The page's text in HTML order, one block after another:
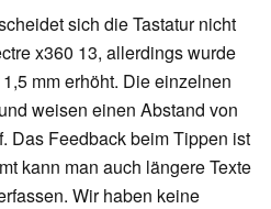
sich die Tastatur nicht
x360 13, allerdings wurde
mm erhöht. Die einzelnen
weisen einen Abstand von
Das Feedback beim Tippen ist
kann man auch längere Texte
Wir haben keine